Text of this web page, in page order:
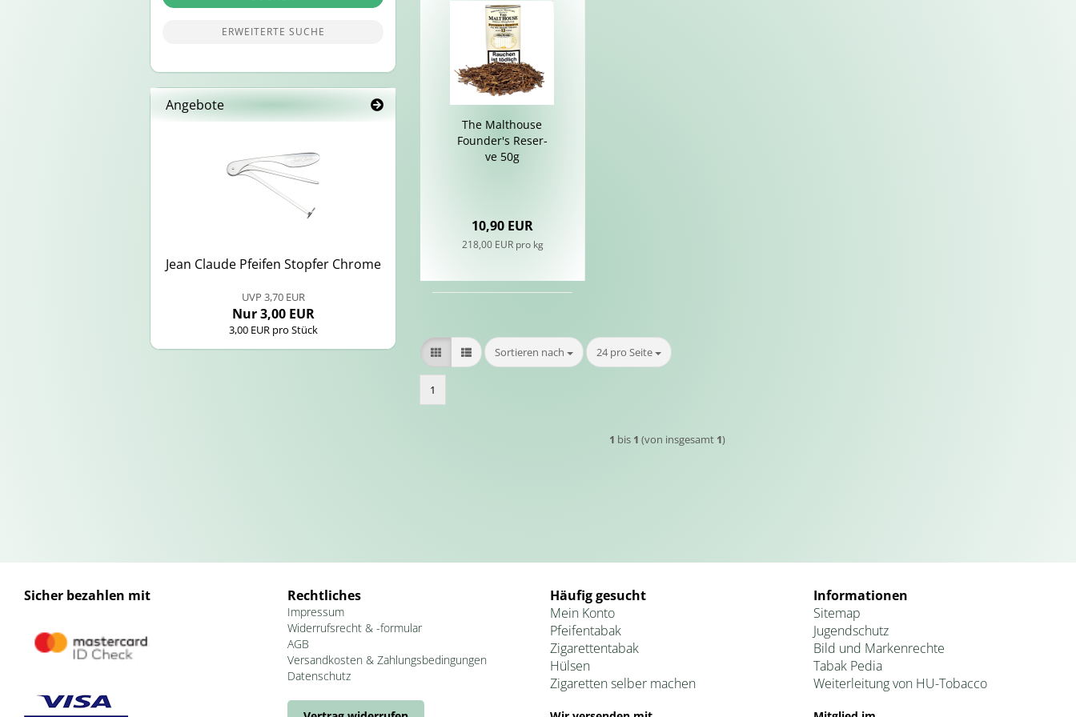
The Malt­house
Foun­der's Re­ser­
ve 50g
10,90 EUR
218,00 EUR pro kg
Sortieren nach
Sortieren nach 24 pro Seite
pro Seite
1
1 bis 1 (von insgesamt 1)
ERWEITERTE SUCHE
Angebote
Jean Clau­de Pfei­fen Stop­fer Chro­me
UVP 3,70 EUR
Nur 3,00 EUR
3,00 EUR pro Stück
Sicher bezahlen mit Rechtliches
Impressum
Widerrufsrecht & -formular
AGB
Versandkosten & Zahlungsbedingungen
Datenschutz
Häufig gesucht
Mein Konto
Pfeifentabak
Zigarettentabak
Hülsen
Zigaretten selber machen
Informationen
Sitemap
Jugendschutz
Bild und Markenrechte
Tabak Pedia
Weiterleitung von HU-Tobacco